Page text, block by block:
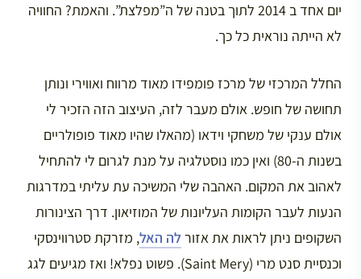
יום אחד ב 2014 לתוך בטנה של ה”מפלצת”. והאמת? החוויה
לא הייתה נוראית כל כך.
החלל המרכזי של מרכז פומפידו מאוד מרווח ואווירי ונותן
תחושה של חופש. אולם מעבר לזה, העיצוב הזה הזכיר לי
אולם ענקי של משחקי וידאו (מהאלו שהיו מאוד פופולריים
בשנות ה-80) ואין כמו נוסטלגיה על מנת לגרום לי להתחיל
לאהוב את המקום. האהבה שלי המשיכה עת עליתי במדרגות
הנעות לעבר הקומות העליונות של המוזיאון. דרך הצינורות
השקופים ניתן לראות את אזור לה האל, מזרקת סטרווינסקי
וכנסיית סנט מרי (Saint Mery). פשוט נפלא! ואז מגיעים לגג